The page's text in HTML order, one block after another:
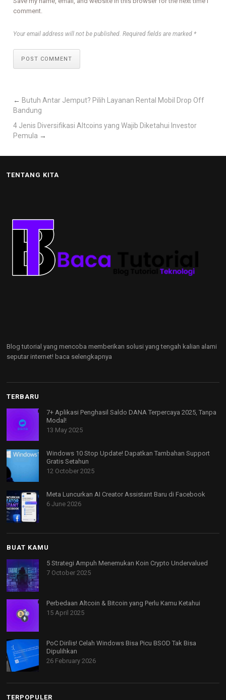
comment.
Your email address will not be published. Required fields are marked *
POST COMMENT
← Butuh Antar Jemput? Pilih Layanan Rental Mobil Drop Off
Bandung
4 Jenis Diversifikasi Altcoins yang Wajib Diketahui Investor
Pemula →
TENTANG KITA
Blog tutorial yang mencoba memberikan solusi yang tengah kalian alami
seputar internet! baca selengkapnya
TERBARU
7+ Aplikasi Penghasil Saldo DANA Terpercaya 2025, Tanpa
Modal!
13 May 2025
Windows 10 Stop Update! Dapatkan Tambahan Support
Gratis Setahun
12 October 2025
Meta Luncurkan AI Creator Assistant Baru di Facebook
6 June 2026
BUAT KAMU
5 Strategi Ampuh Menemukan Koin Crypto Undervalued
7 October 2025
Perbedaan Altcoin & Bitcoin yang Perlu Kamu Ketahui
15 April 2025
PoC Dirilis! Celah Windows Bisa Picu BSOD Tak Bisa
Dipulihkan
26 February 2026
TERPOPULER